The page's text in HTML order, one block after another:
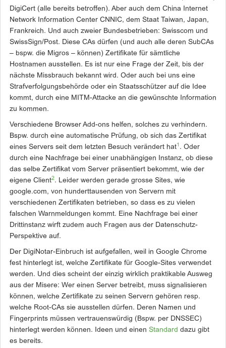
DigiCert (alle bereits betroffen). Aber auch dem China Internet
Network Information Center CNNIC, dem Staat Taiwan, Japan,
Frankreich. Und auch zweier Bundesbetrieben: Swisscom und
SwissSign/Post. Diese CAs dürfen (und auch alle deren SubCAs
– bspw. die Migros – können) Zertifikate für sämtliche
Hostnamen ausstellen. Es ist nur eine Frage der Zeit, bis der
nächste Missbrauch bekannt wird. Oder auch bei uns eine
Strafverfolgungsbehörde oder ein Staatsschützer auf die Idee
kommt, durch eine MITM-Attacke an die gewünschte Information
zu kommen.
Verschiedene Browser Add-ons helfen, solches zu verhindern.
Bspw. durch eine automatische Prüfung, ob sich das Zertifikat
eines Servers seit dem letzten Besuch verändert hat1 . Oder
durch eine Nachfrage bei einer unabhängigen Instanz, ob diese
das selbe Zertifikat vom Server präsentiert bekommt, wie der
eigene Client2. Leider werden gerade grosse Sites, wie
google.com, von hunderttausenden von Servern mit
verschiedenen Zertifikaten betrieben, so dass es zu vielen
falschen Warnmeldungen kommt. Eine Nachfrage bei einer
Drittinstanz wirft zudem auch Fragen aus der Datenschutz-
Perspektive auf.
Der DigiNotar-Einbruch ist aufgefallen, weil in Google Chrome
fest hinterlegt ist, welche Zertifikate für Google-Sites verwendet
werden. Und dies scheint der einzig wirklich praktikable Ausweg
aus der Misere: Wer einen Server betreibt, muss signalisieren
können, welche Zertifikate zu seinen Servern gehören resp.
welche Root-CAs sie ausstellen dürfen. Deren Namen und
Fingerprints müssen vertrauenswürdig (Bspw. per DNSSEC)
hinterlegt werden können. Ideen und einen Standard dazu gibt
es bereits.